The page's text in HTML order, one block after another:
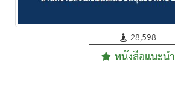
28,598
หนังสือแนะนำ